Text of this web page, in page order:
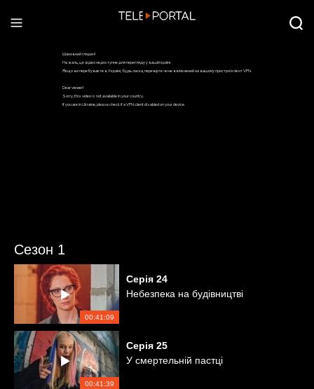
Сезон 1
00:41:09
Серія 24
Небезпека на будівництві
00:41:39
Серія 25
У смертельній пастці